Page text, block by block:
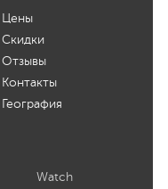
Цены
Скидки
Отзывы
Контакты
География
Watch